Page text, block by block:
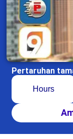
Pertaruhan
Hours